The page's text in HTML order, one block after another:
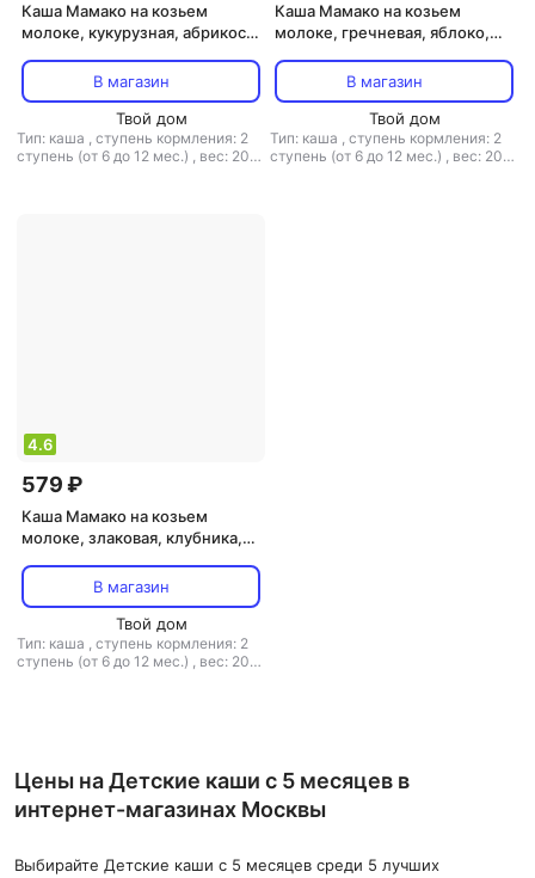
Каша Мамако на козьем
молоке, кукурузная, абрикос,
В магазин
Твой дом
Тип: каша , ступень кормления: 2
ступень (от 6 до 12 мес.) , вес: 200
Каша Мамако на козьем
молоке, гречневая, яблоко,
В магазин
Твой дом
Тип: каша , ступень кормления: 2
ступень (от 6 до 12 мес.) , вес: 200
4.6
579 ₽
Каша Мамако на козьем
молоке, злаковая, клубника,
В магазин
Твой дом
Тип: каша , ступень кормления: 2
ступень (от 6 до 12 мес.) , вес: 200
Цены на Детские каши с 5 месяцев в
интернет-магазинах Москвы
Выбирайте Детские каши с 5 месяцев среди 5 лучших